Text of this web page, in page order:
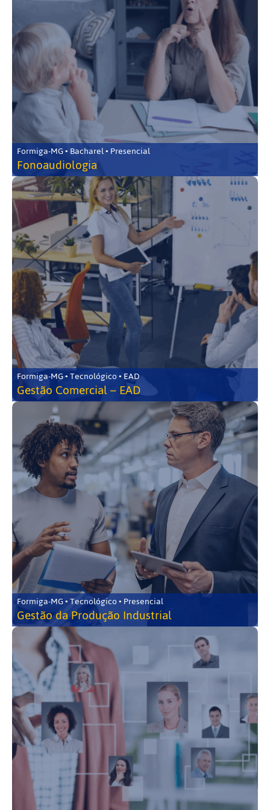
Formiga-MG • Bacharel • Presencial
Fonoaudiologia
Formiga-MG • Tecnológico • EAD
Gestão Comercial – EAD
Formiga-MG • Tecnológico • Presencial
Gestão da Produção Industrial